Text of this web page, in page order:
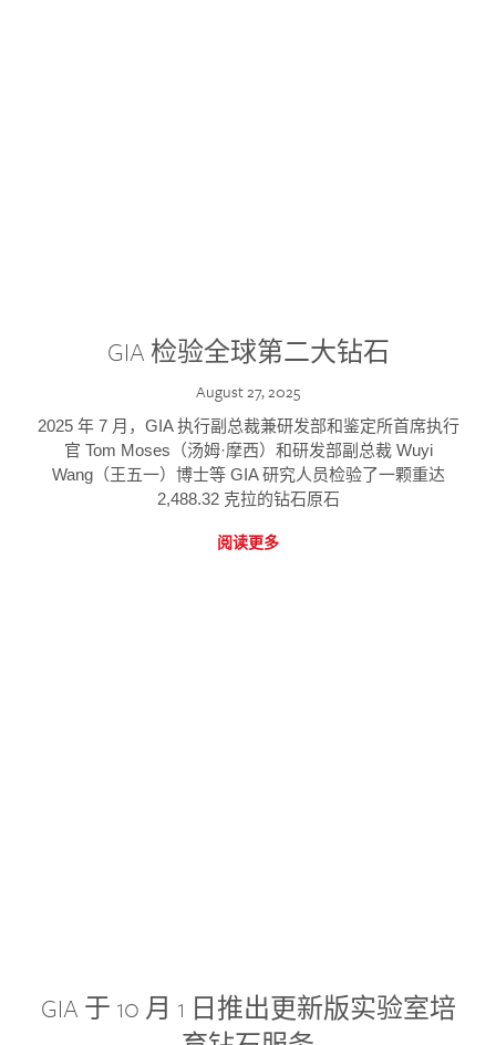
GIA 检验全球第二大钻石
August 27, 2025
2025 年 7 月，GIA 执行副总裁兼研发部和鉴定所首席执行
官 Tom Moses（汤姆·摩西）和研发部副总裁 Wuyi
Wang（王五一）博士等 GIA 研究人员检验了一颗重达
2,488.32 克拉的钻石原石
阅读更多
GIA 于 10 月 1 日推出更新版实验室培